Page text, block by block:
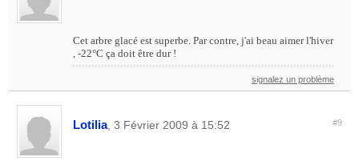
Cet arbre glacé est superbe. Par contre, j'ai beau aimer l'hiver
, -22°C ça doit être dur !
signalez un problème
Lotilia, 3 Février 2009 à 15:52 #9